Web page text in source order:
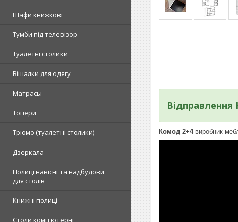
Шафи книжкові
Тумби під телевізор
Туалетні столики
Вішалки для одягу
Матрасы
Топери
Tрюмо (туалетні столики)
Дзеркала
Полиці навісні та надбудови
для столів
Книжні полиці
Столи комп'ютерні
Комод 2+4 виробник